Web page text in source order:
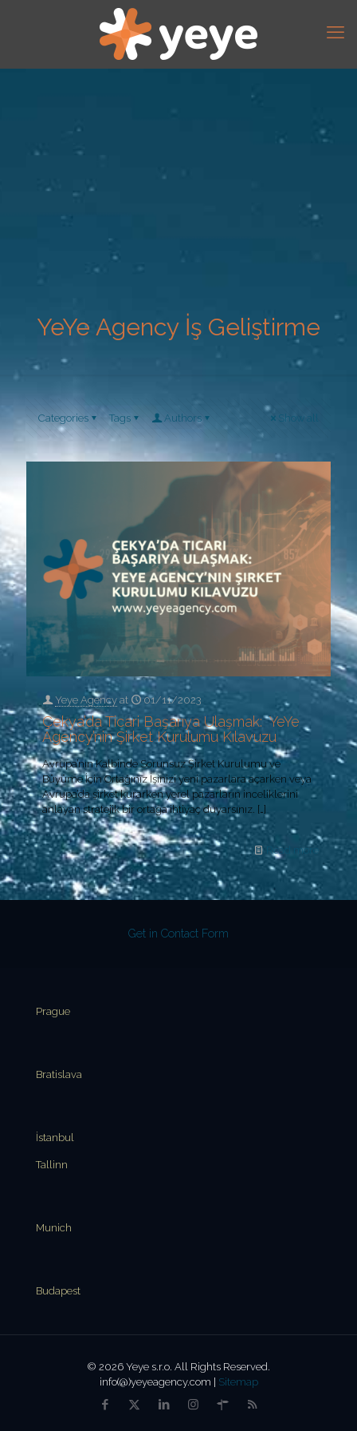
YeYe Agency İş Geliştirme
Categories Tags Authors Show all
Yeye Agency at 01/11/2023
Çekya’da Ticari Başarıya Ulaşmak: YeYe
Agency’nin Şirket Kurulumu Kılavuzu
Avrupa’nın Kalbinde Sorunsuz Şirket Kurulumu ve
Büyüme İçin Ortağınız İşinizi yeni pazarlara açarken veya
Avrupa’da şirket kurarken yerel pazarların inceliklerini
anlayan stratejik bir ortağa ihtiyaç duyarsınız. […]
Read more
Get in Contact Form
Prague
Bratislava
İstanbul
Tallinn
Munich
Budapest
© 2026 Yeye s.r.o. All Rights Reserved.
info(@)yeyeagency.com | Sitemap